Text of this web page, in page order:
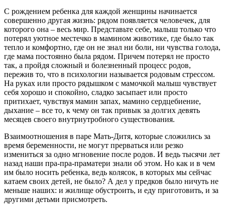
С рождением ребенка для каждой женщины начинается
совершенно другая жизнь: рядом появляется человечек, для
которого она – весь мир. Представьте себе, малыш только что
потерял уютное местечко в мамином животике, где было так
тепло и комфортно, где он не знал ни боли, ни чувства голода,
где мама постоянно была рядом. Причем потерял не просто
так, а пройдя сложный и болезненный процесс родов,
пережив то, что в психологии называется родовым стрессом.
На руках или просто рядышком с мамочкой малыш чувствует
себя хорошо и спокойно, сладко засыпает или просто
притихает, чувствуя мамин запах, мамино сердцебиение,
дыхание – все то, к чему он так привык за долгих девять
месяцев своего внутриутробного существования.
Взаимоотношения в паре Мать-Дитя, которые сложились за
время беременности, не могут прерваться или резко
измениться за одно мгновение после родов. И ведь тысячи лет
назад наши пра-пра-праматери знали об этом. Но как и в чем
им было носить ребенка, ведь колясок, в которых мы сейчас
катаем своих детей, не было? А дел у предков было ничуть не
меньше наших: и жилище обустроить, и еду приготовить, и за
другими детьми присмотреть.